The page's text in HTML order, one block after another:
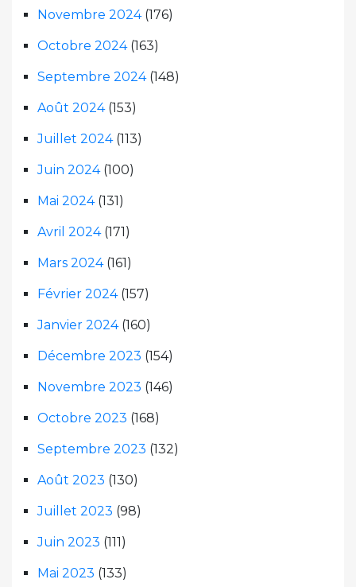
Novembre 2024(176)
Octobre 2024(163)
Septembre 2024(148)
Août 2024(153)
Juillet 2024(113)
Juin 2024(100)
Mai 2024(131)
Avril 2024(171)
Mars 2024(161)
Février 2024(157)
Janvier 2024(160)
Décembre 2023 (154)
Novembre 2023 (146)
Octobre 2023 (168)
Septembre 2023 (132)
Août 2023 (130)
Juillet 2023 (98)
Juin 2023 (111)
Mai 2023 (133)